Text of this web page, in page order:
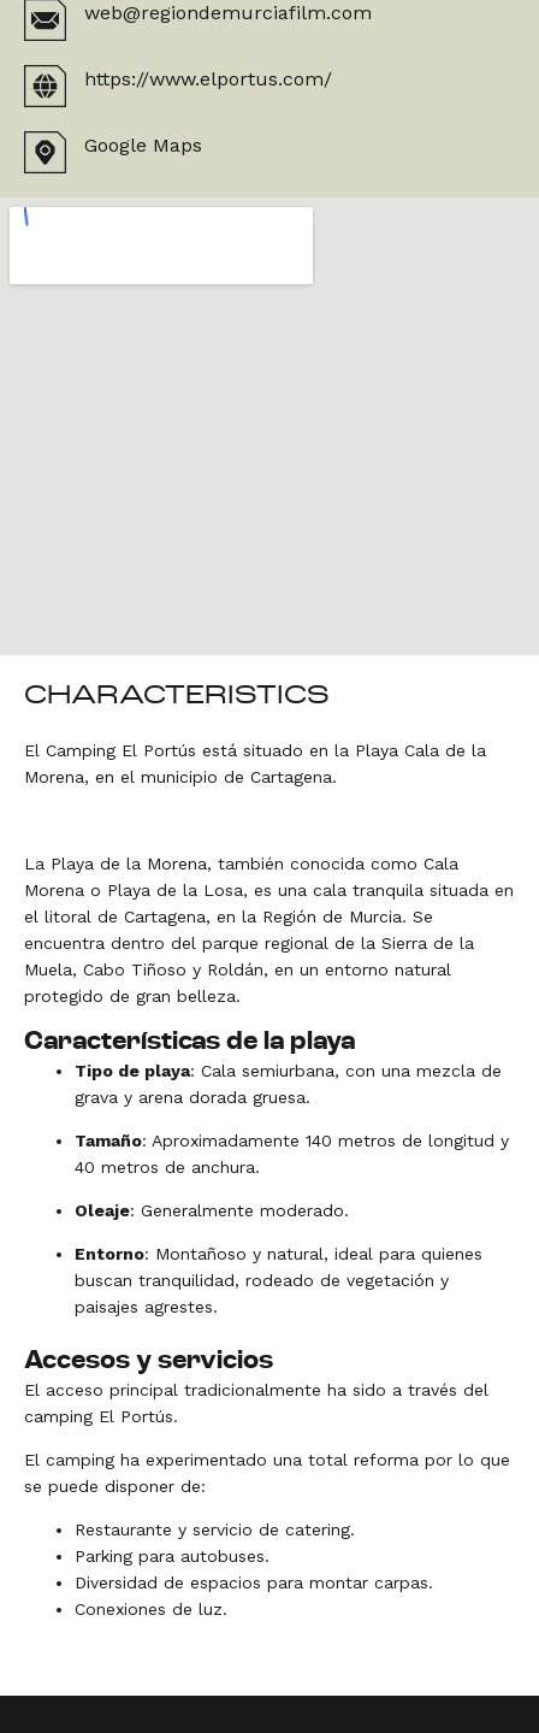
web@regiondemurciafilm.com
https://www.elportus.com/
Google Maps
CHARACTERISTICS
El Camping El Portús está situado en la Playa Cala de la
Morena, en el municipio de Cartagena.
La Playa de la Morena, también conocida como Cala
Morena o Playa de la Losa, es una cala tranquila situada en
el litoral de Cartagena, en la Región de Murcia. Se
encuentra dentro del parque regional de la Sierra de la
Muela, Cabo Tiñoso y Roldán, en un entorno natural
protegido de gran belleza.
Características de la playa
Tipo de playa: Cala semiurbana, con una mezcla de
grava y arena dorada gruesa.
Tamaño: Aproximadamente 140 metros de longitud y
40 metros de anchura.
Oleaje: Generalmente moderado.
Entorno: Montañoso y natural, ideal para quienes
buscan tranquilidad, rodeado de vegetación y
paisajes agrestes.
Accesos y servicios
El acceso principal tradicionalmente ha sido a través del
camping El Portús.
El camping ha experimentado una total reforma por lo que
se puede disponer de:
Restaurante y servicio de catering.
Parking para autobuses.
Diversidad de espacios para montar carpas.
Conexiones de luz.